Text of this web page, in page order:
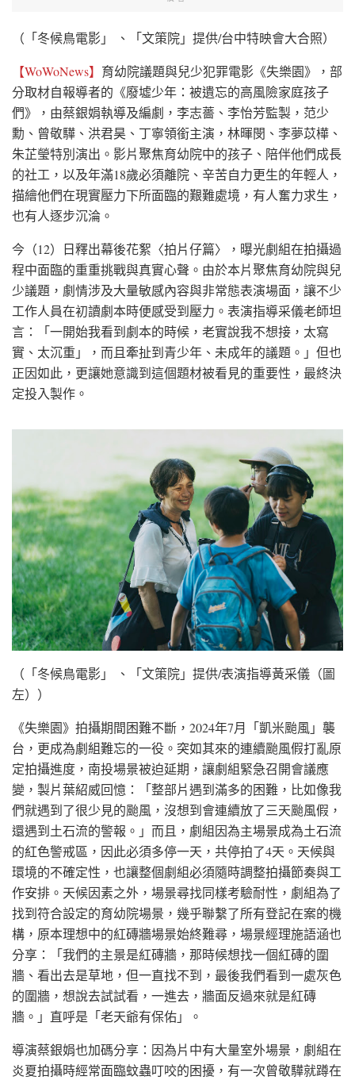
（「冬候鳥電影」 、「文策院」提供/台中特映會大合照）
【WoWoNews】 育幼院議題與兒少犯罪電影《失樂園》，部
分取材自報導者的《廢墟少年：被遺忘的高風險家庭孩子
們》，由蔡銀娟執導及編劇，李志薔、李怡芳監製，范少
勳、曾敬驊、洪君昊、丁寧領銜主演，林暉閔、李夢苡樺、
朱芷瑩特別演出。影片聚焦育幼院中的孩子、陪伴他們成長
的社工，以及年滿18歲必須離院、辛苦自力更生的年輕人，
描繪他們在現實壓力下所面臨的艱難處境，有人奮力求生，
也有人逐步沉淪。
今（12）日釋出幕後花絮〈拍片仔篇〉，曝光劇組在拍攝過
程中面臨的重重挑戰與真實心聲。由於本片聚焦育幼院與兒
少議題，劇情涉及大量敏感內容與非常態表演場面，讓不少
工作人員在初讀劇本時便感受到壓力。表演指導采儀老師坦
言：「一開始我看到劇本的時候，老實說我不想接，太寫
實、太沉重」，而且牽扯到青少年、未成年的議題。」但也
正因如此，更讓她意識到這個題材被看見的重要性，最終決
定投入製作。
（「冬候鳥電影」 、「文策院」提供/表演指導黃采儀（圖
左））
《失樂園》拍攝期間困難不斷，2024年7月「凱米颱風」襲
台，更成為劇組難忘的一役。突如其來的連續颱風假打亂原
定拍攝進度，南投場景被迫延期，讓劇組緊急召開會議應
變，製片葉紹威回憶：「整部片遇到滿多的困難，比如像我
們就遇到了很少見的颱風，沒想到會連續放了三天颱風假，
還遇到土石流的警報。」而且，劇組因為主場景成為土石流
的紅色警戒區，因此必須多停一天，共停拍了4天。天候與
環境的不確定性，也讓整個劇組必須隨時調整拍攝節奏與工
作安排。天候因素之外，場景尋找同樣考驗耐性，劇組為了
找到符合設定的育幼院場景，幾乎聯繫了所有登記在案的機
構，原本理想中的紅磚牆場景始終難尋，場景經理施語涵也
分享：「我們的主景是紅磚牆，那時候想找一個紅磚的圍
牆、看出去是草地，但一直找不到，最後我們看到一處灰色
的圍牆，想說去試試看，一進去，牆面反過來就是紅磚
牆。」直呼是「老天爺有保佑」。
導演蔡銀娟也加碼分享：因為片中有大量室外場景，劇組在
炎夏拍攝時經常面臨蚊蟲叮咬的困擾，有一次曾敬驊就蹲在